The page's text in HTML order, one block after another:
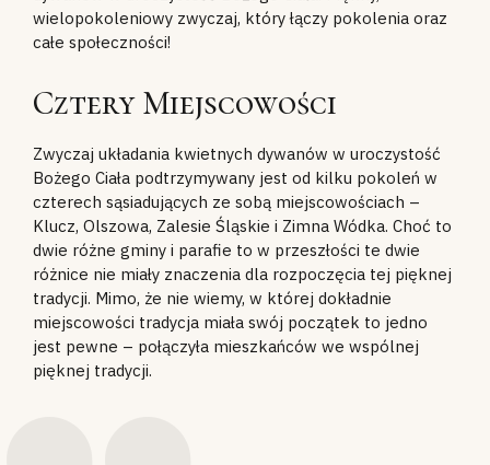
wielopokoleniowy zwyczaj, który łączy pokolenia oraz
całe społeczności!
Cztery Miejscowości
Zwyczaj układania kwietnych dywanów w uroczystość
Bożego Ciała podtrzymywany jest od kilku pokoleń w
czterech sąsiadujących ze sobą miejscowościach –
Klucz, Olszowa, Zalesie Śląskie i Zimna Wódka. Choć to
dwie różne gminy i parafie to w przeszłości te dwie
różnice nie miały znaczenia dla rozpoczęcia tej pięknej
tradycji. Mimo, że nie wiemy, w której dokładnie
miejscowości tradycja miała swój początek to jedno
jest pewne – połączyła mieszkańców we wspólnej
pięknej tradycji.